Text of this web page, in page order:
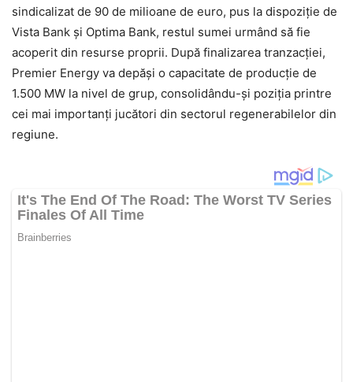
sindicalizat de 90 de milioane de euro, pus la dispoziție de
Vista Bank și Optima Bank, restul sumei urmând să fie
acoperit din resurse proprii. După finalizarea tranzacției,
Premier Energy va depăși o capacitate de producție de
1.500 MW la nivel de grup, consolidându-și poziția printre
cei mai importanți jucători din sectorul regenerabilelor din
regiune.